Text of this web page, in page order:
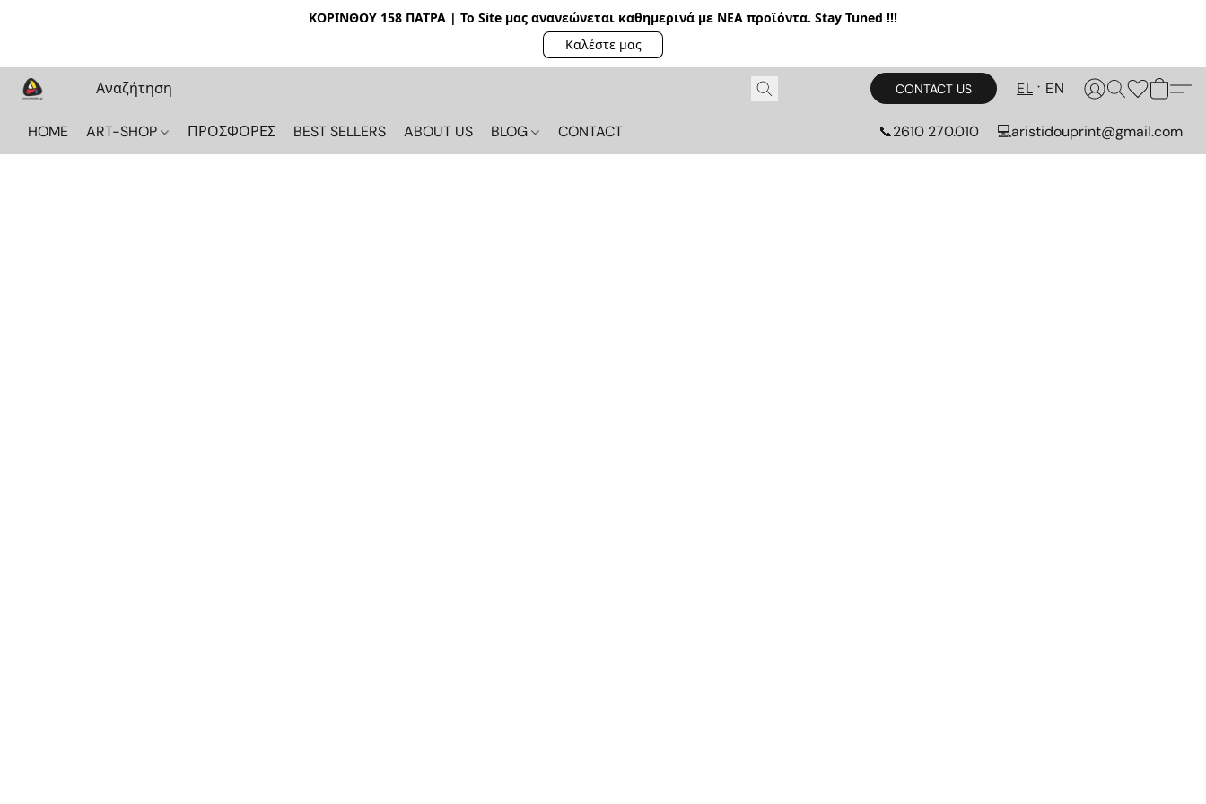
ΚΟΡΙΝΘΟΥ 158 ΠΑΤΡΑ | Το Site μας ανανεώνεται καθημερινά με ΝΕΑ προϊόντα. Stay Tuned !!!
Καλέστε μας
CONTACT US EL EN
HOME ART-SHOP ΠΡΟΣΦΟΡΕΣ BEST SELLERS ABOUT US BLOG CONTACT 📞2610 270.010 💻aristidouprint@gmail.com